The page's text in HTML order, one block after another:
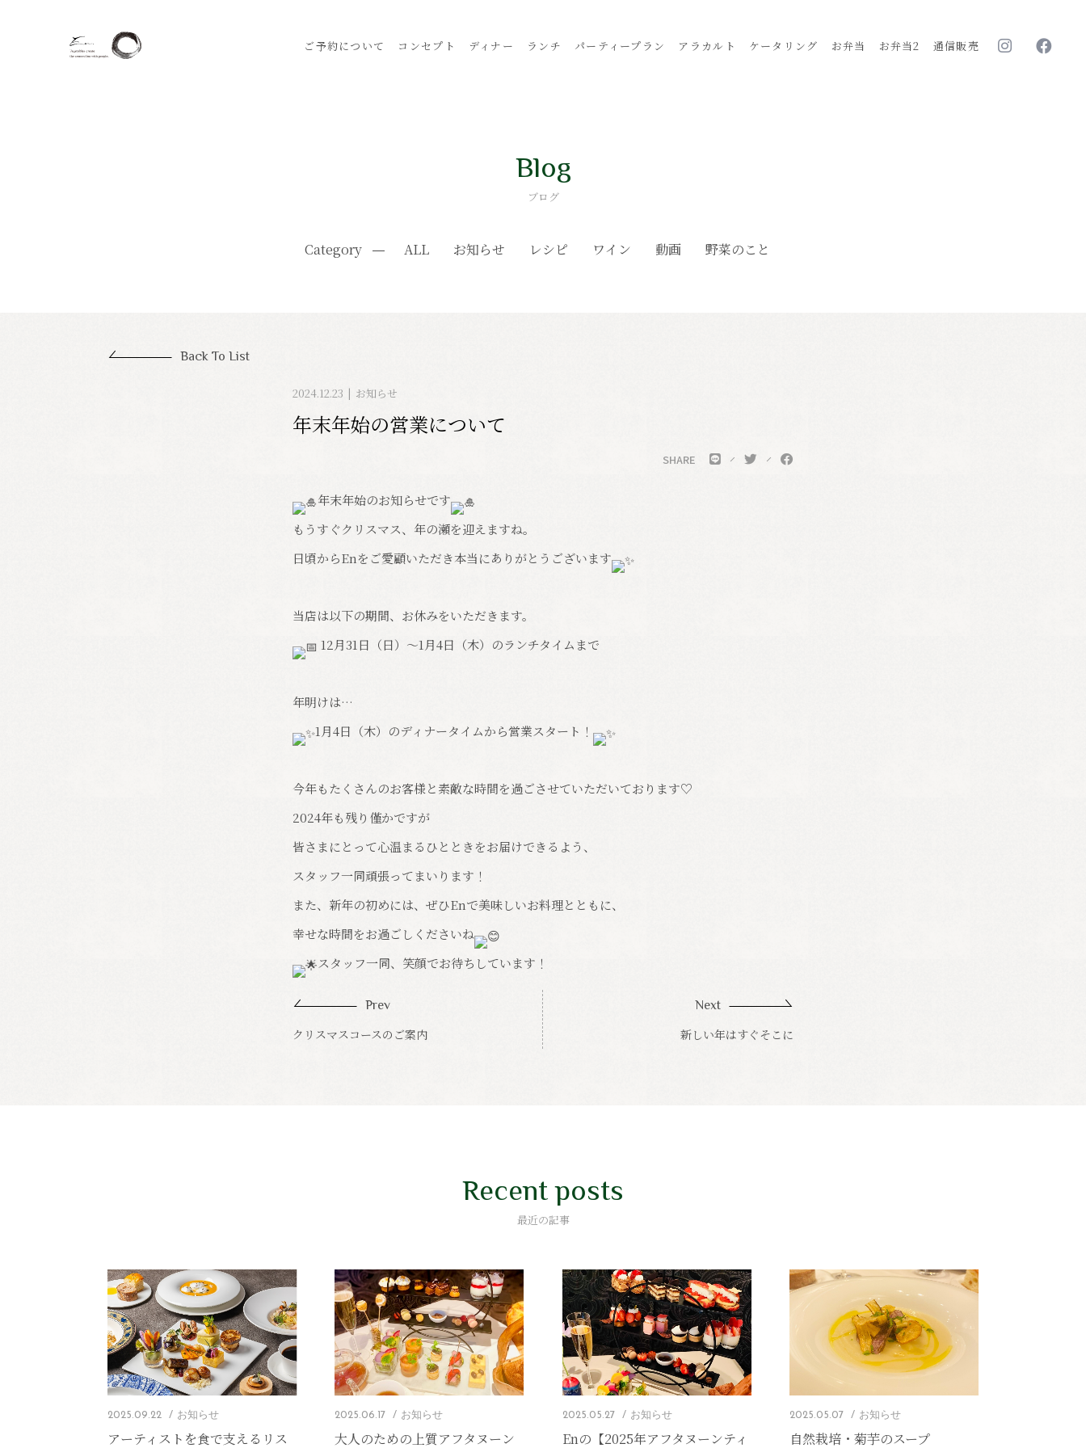
ご予約について コンセプト ディナー ランチ パーティープラン アラカルト ケータリング お弁当 お弁当2 通信販売
Blog
ブログ
Category ALL お知らせ レシピ ワイン 動画 野菜のこと
Back To List
2024.12.23 お知らせ
年末年始の営業について
SHARE
年末年始のお知らせです
もうすぐクリスマス、年の瀬を迎えますね。
日頃からEnをご愛顧いただき本当にありがとうございます
当店は以下の期間、お休みをいただきます。
12月31日（日）～1月4日（木）のランチタイムまで
年明けは…
1月4日（木）のディナータイムから営業スタート！
今年もたくさんのお客様と素敵な時間を過ごさせていただいております♡
2024年も残り僅かですが
皆さまにとって心温まるひとときをお届けできるよう、
スタッフ一同頑張ってまいります！
また、新年の初めには、ぜひEnで美味しいお料理とともに、
幸せな時間をお過ごしくださいね
スタッフ一同、笑顔でお待ちしています！
Prev
クリスマスコースのご案内
Next
新しい年はすぐそこに
Recent posts
最近の記事
2025.09.22 お知らせ
アーティストを食で支えるリス
2025.06.17 お知らせ
大人のための上質アフタヌーン
2025.05.27 お知らせ
Enの【2025年アフタヌーンティ
2025.05.07 お知らせ
自然栽培・菊芋のスープ